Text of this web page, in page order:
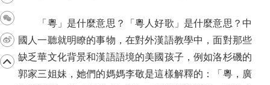
「粵」是什麼意思？「粵人好歌」是什麼意思？中
國人一聽就明瞭的事物，在對外漢語教學中，面對那些
缺乏華文化背景和漢語語境的美國孩子，例如洛杉磯的
郭家三姐妹，她們的媽媽李敬是這樣解釋的：「粵，廣